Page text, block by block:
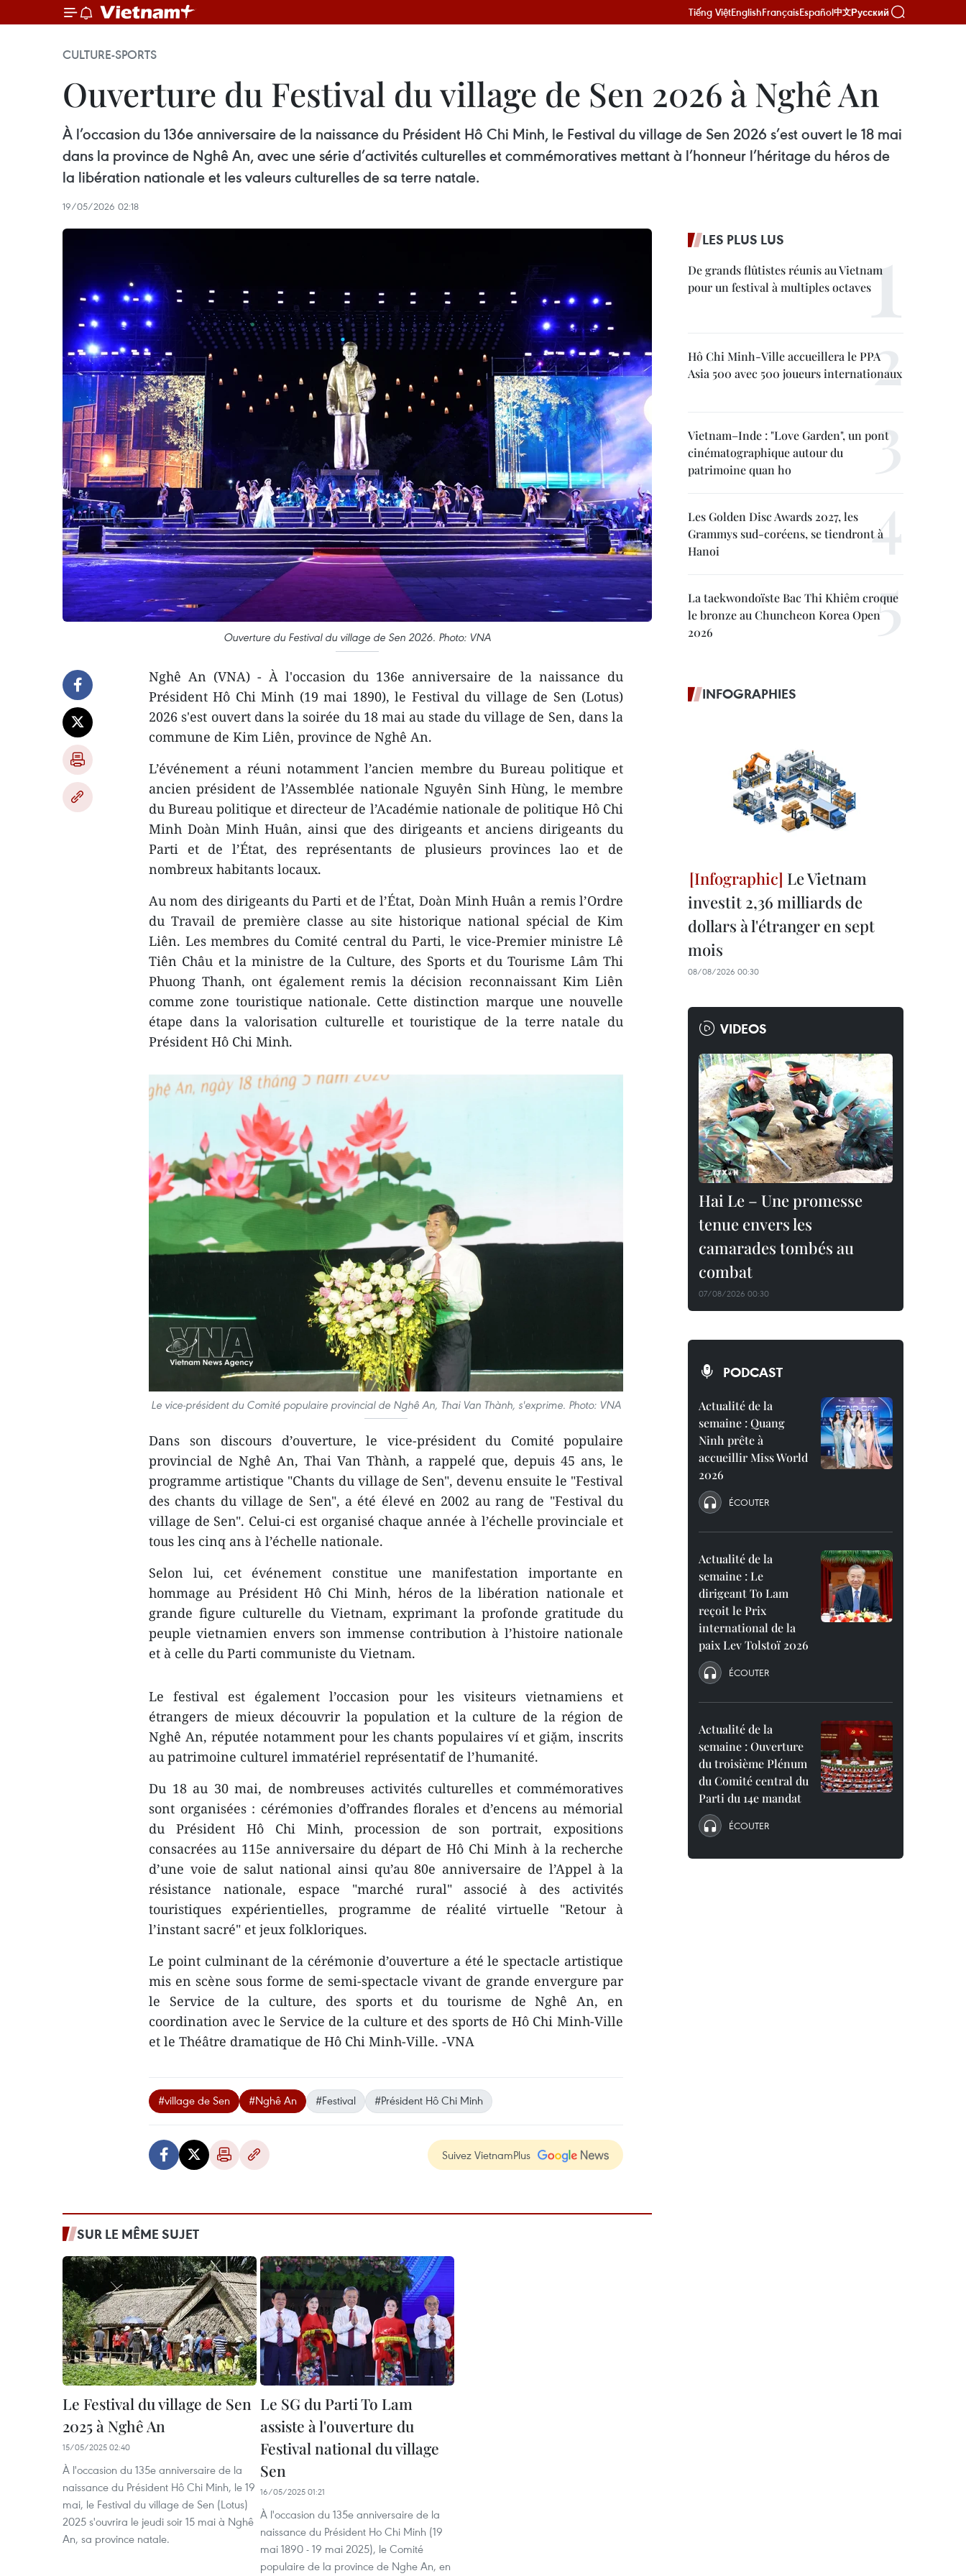
Tiếng ViệtEnglishFrançaisEspañol中文Русский
CULTURE-SPORTS
Ouverture du Festival du village de Sen 2026 à Nghê An
À l’occasion du 136e anniversaire de la naissance du Président Hô Chi Minh, le Festival du village de Sen 2026 s’est ouvert le 18 mai
dans la province de Nghê An, avec une série d’activités culturelles et commémoratives mettant à l’honneur l’héritage du héros de
la libération nationale et les valeurs culturelles de sa terre natale.
19/05/2026 02:18
Ouverture du Festival du village de Sen 2026. Photo: VNA
Nghê An (VNA) - À l'occasion du 136e anniversaire de la naissance du
Président Hô Chi Minh (19 mai 1890), le Festival du village de Sen (Lotus)
2026 s'est ouvert dans la soirée du 18 mai au stade du village de Sen, dans la
commune de Kim Liên, province de Nghê An.
L’événement a réuni notamment l’ancien membre du Bureau politique et
ancien président de l’Assemblée nationale Nguyên Sinh Hùng, le membre
du Bureau politique et directeur de l’Académie nationale de politique Hô Chi
Minh Doàn Minh Huân, ainsi que des dirigeants et anciens dirigeants du
Parti et de l’État, des représentants de plusieurs provinces lao et de
nombreux habitants locaux.
Au nom des dirigeants du Parti et de l’État, Doàn Minh Huân a remis l’Ordre
du Travail de première classe au site historique national spécial de Kim
Liên. Les membres du Comité central du Parti, le vice-Premier ministre Lê
Tiên Châu et la ministre de la Culture, des Sports et du Tourisme Lâm Thi
Phuong Thanh, ont également remis la décision reconnaissant Kim Liên
comme zone touristique nationale. Cette distinction marque une nouvelle
étape dans la valorisation culturelle et touristique de la terre natale du
Président Hô Chi Minh.
Le vice-président du Comité populaire provincial de Nghê An, Thai Van Thành, s'exprime. Photo: VNA
Dans son discours d’ouverture, le vice-président du Comité populaire
provincial de Nghê An, Thai Van Thành, a rappelé que, depuis 45 ans, le
programme artistique "Chants du village de Sen", devenu ensuite le "Festival
des chants du village de Sen", a été élevé en 2002 au rang de "Festival du
village de Sen". Celui-ci est organisé chaque année à l’échelle provinciale et
tous les cinq ans à l’échelle nationale.
Selon lui, cet événement constitue une manifestation importante en
hommage au Président Hô Chi Minh, héros de la libération nationale et
grande figure culturelle du Vietnam, exprimant la profonde gratitude du
peuple vietnamien envers son immense contribution à l’histoire nationale
et à celle du Parti communiste du Vietnam.
Le festival est également l’occasion pour les visiteurs vietnamiens et
étrangers de mieux découvrir la population et la culture de la région de
Nghê An, réputée notamment pour les chants populaires ví et giặm, inscrits
au patrimoine culturel immatériel représentatif de l’humanité.
Du 18 au 30 mai, de nombreuses activités culturelles et commémoratives
sont organisées : cérémonies d’offrandes florales et d’encens au mémorial
du Président Hô Chi Minh, procession de son portrait, expositions
consacrées au 115e anniversaire du départ de Hô Chi Minh à la recherche
d’une voie de salut national ainsi qu’au 80e anniversaire de l’Appel à la
résistance nationale, espace "marché rural" associé à des activités
touristiques expérientielles, programme de réalité virtuelle "Retour à
l’instant sacré" et jeux folkloriques.
Le point culminant de la cérémonie d’ouverture a été le spectacle artistique
mis en scène sous forme de semi-spectacle vivant de grande envergure par
le Service de la culture, des sports et du tourisme de Nghê An, en
coordination avec le Service de la culture et des sports de Hô Chi Minh-Ville
et le Théâtre dramatique de Hô Chi Minh-Ville. -VNA
#village de Sen #Nghê An #Festival #Président Hô Chi Minh
Suivez VietnamPlus
SUR LE MÊME SUJET
Le Festival du village de Sen
2025 à Nghê An
15/05/2025 02:40
À l'occasion du 135e anniversaire de la
naissance du Président Hô Chi Minh, le 19
mai, le Festival du village de Sen (Lotus)
2025 s'ouvrira le jeudi soir 15 mai à Nghê
An, sa province natale.
Le SG du Parti To Lam
assiste à l'ouverture du
Festival national du village
Sen
16/05/2025 01:21
À l'occasion du 135e anniversaire de la
naissance du Président Ho Chi Minh (19
mai 1890 - 19 mai 2025), le Comité
populaire de la province de Nghe An, en
LES PLUS LUS
De grands flûtistes réunis au Vietnam
pour un festival à multiples octaves
Hô Chi Minh-Ville accueillera le PPA
Asia 500 avec 500 joueurs internationaux
Vietnam–Inde : "Love Garden", un pont
cinématographique autour du
patrimoine quan ho
Les Golden Disc Awards 2027, les
Grammys sud-coréens, se tiendront à
Hanoi
La taekwondoïste Bac Thi Khiêm croque
le bronze au Chuncheon Korea Open
2026
INFOGRAPHIES
Le Vietnam
investit 2,36 milliards de
dollars à l'étranger en sept
mois
08/08/2026 00:30
VIDEOS
Hai Le – Une promesse
tenue envers les
camarades tombés au
combat
07/08/2026 00:30
PODCAST
Actualité de la
semaine : Quang
Ninh prête à
accueillir Miss World
2026
ÉCOUTER
Actualité de la
semaine : Le
dirigeant To Lam
reçoit le Prix
international de la
paix Lev Tolstoï 2026
ÉCOUTER
Actualité de la
semaine : Ouverture
du troisième Plénum
du Comité central du
Parti du 14e mandat
ÉCOUTER